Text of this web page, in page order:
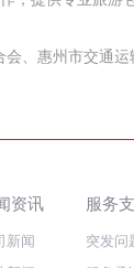
会、惠州市交通
资讯
新闻
服务
突发问